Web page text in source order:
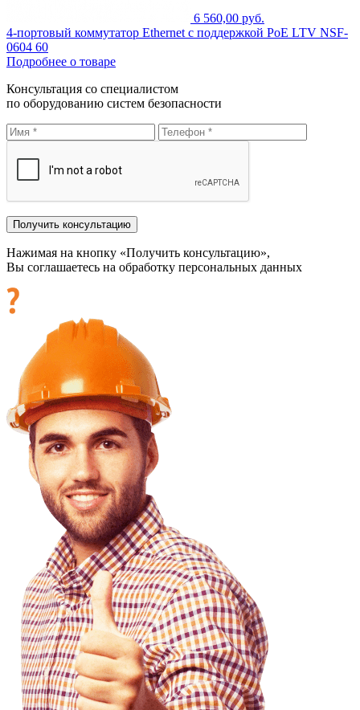
6 560,00 руб.
4-портовый коммутатор Ethernet с поддержкой PoE LTV NSF-
0604 60
Подробнее о товаре
Консультация со специалистом
по оборудованию систем безопасности
Нажимая на кнопку «Получить консультацию»,
Вы соглашаетесь на обработку персональных данных